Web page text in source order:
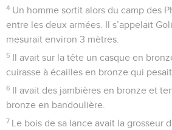
4 Un homme sortit alors du camp des
entre les deux armées. Il s’appelait
mesurait environ 3 mètres.
5 Il avait sur la tête un casque en
cuirasse à écailles en bronze qui
6 Il avait des jambières en bronze et
bronze en bandoulière.
7 Le bois de sa lance avait la grosseur